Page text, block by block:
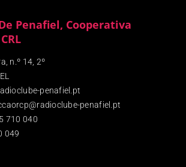
Penafiel, Cooperativa
n.º 14, 2º
penafiel.pt
penafiel.pt
710 040
049